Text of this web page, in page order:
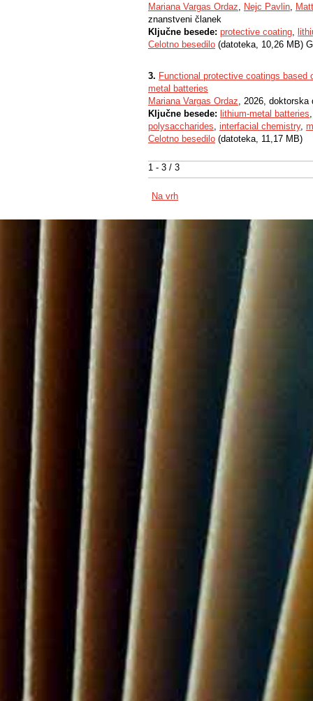
1 - 3 / 3
Mariana Vargas Ordaz, Nejc Pavlin,
znanstveni članek
Ključne besede: protective coating,
Celotno besedilo (datoteka, 10,26 MB)
3. Functional protective coatings
metal batteries
Mariana Vargas Ordaz, 2026, doktorska
Ključne besede: lithium-metal batteries
polysaccharides, interfacial chemistry,
Celotno besedilo (datoteka, 11,17 MB)
Na vrh